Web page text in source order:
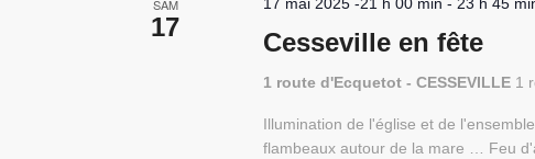
SAM
17
Cesseville en fête
1 route d'Ecquetot - CESSEVILLE 1
Illumination de l'église et de
flambeaux autour de la mare … Feu